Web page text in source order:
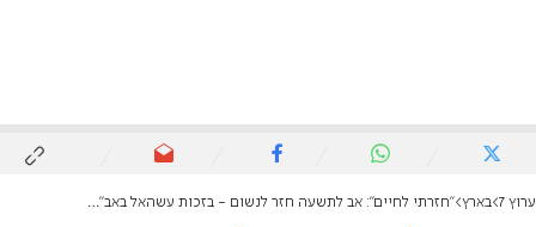
ערוץ 7 בארץ "חזרתי לחיים": אב לתשעה חזר לנשום - בזכות עשהאל באב"ד ז"ל